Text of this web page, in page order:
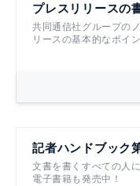
プレスリリースの
共同通信社グループの
リースの基本的なポイ
記者ハンドブック
文書を書くすべての人
電子書籍も発売中！